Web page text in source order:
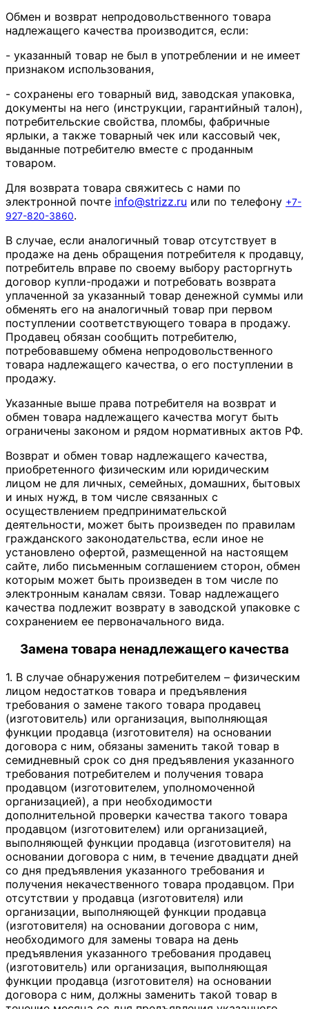
Обмен и возврат непродовольственного товара
надлежащего качества производится, если:
- указанный товар не был в употреблении и не имеет
признаком использования,
- сохранены его товарный вид, заводская упаковка,
документы на него (инструкции, гарантийный талон),
потребительские свойства, пломбы, фабричные
ярлыки, а также товарный чек или кассовый чек,
выданные потребителю вместе с проданным
товаром.
Для возврата товара свяжитесь с нами по
электронной почте info@strizz.ru или по телефону +7-
927-820-3860.
В случае, если аналогичный товар отсутствует в
продаже на день обращения потребителя к продавцу,
потребитель вправе по своему выбору расторгнуть
договор купли-продажи и потребовать возврата
уплаченной за указанный товар денежной суммы или
обменять его на аналогичный товар при первом
поступлении соответствующего товара в продажу.
Продавец обязан сообщить потребителю,
потребовавшему обмена непродовольственного
товара надлежащего качества, о его поступлении в
продажу.
Указанные выше права потребителя на возврат и
обмен товара надлежащего качества могут быть
ограничены законом и рядом нормативных актов РФ.
Возврат и обмен товар надлежащего качества,
приобретенного физическим или юридическим
лицом не для личных, семейных, домашних, бытовых
и иных нужд, в том числе связанных с
осуществлением предпринимательской
деятельности, может быть произведен по правилам
гражданского законодательства, если иное не
установлено офертой, размещенной на настоящем
сайте, либо письменным соглашением сторон, обмен
которым может быть произведен в том числе по
электронным каналам связи. Товар надлежащего
качества подлежит возврату в заводской упаковке с
сохранением ее первоначального вида.
Замена товара ненадлежащего качества
1. В случае обнаружения потребителем – физическим
лицом недостатков товара и предъявления
требования о замене такого товара продавец
(изготовитель) или организация, выполняющая
функции продавца (изготовителя) на основании
договора с ним, обязаны заменить такой товар в
семидневный срок со дня предъявления указанного
требования потребителем и получения товара
продавцом (изготовителем, уполномоченной
организацией), а при необходимости
дополнительной проверки качества такого товара
продавцом (изготовителем) или организацией,
выполняющей функции продавца (изготовителя) на
основании договора с ним, в течение двадцати дней
со дня предъявления указанного требования и
получения некачественного товара продавцом. При
отсутствии у продавца (изготовителя) или
организации, выполняющей функции продавца
(изготовителя) на основании договора с ним,
необходимого для замены товара на день
предъявления указанного требования продавец
(изготовитель) или организация, выполняющая
функции продавца (изготовителя) на основании
договора с ним, должны заменить такой товар в